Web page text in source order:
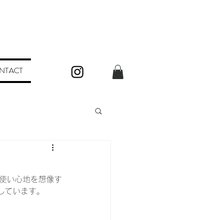
い心地を想像す
います。